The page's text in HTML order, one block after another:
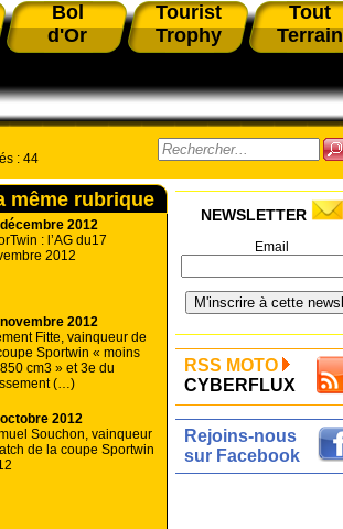
Bol
d'Or
Tourist
Trophy
Tout
Terrain
: 44
même rubrique
2012
: l’AG du17
2012
2012
Fitte, vainqueur de
Sportwin « moins
cm3 » et 3e du
(…)
2012
Souchon, vainqueur
de la coupe Sportwin
NEWSLETTER
Email
RSS MOTO
CYBERFLUX
Rejoins-nous
sur Facebook